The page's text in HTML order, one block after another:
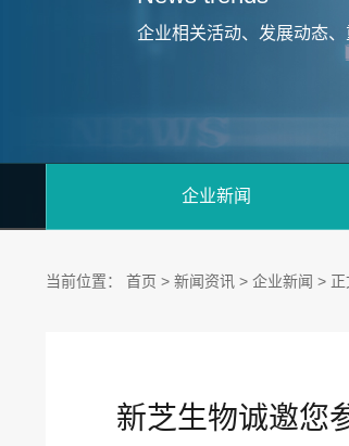
企业相关活动、发展动态
企业新闻
当前位置： 首页 > 新闻资讯 > 企业新闻 > 正
新芝生物诚邀您